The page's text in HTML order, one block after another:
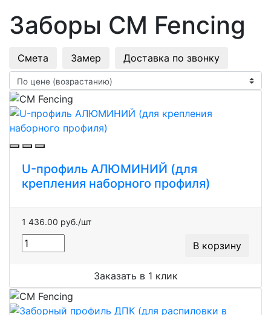
Заборы CM Fencing
Смета Замер Доставка по звонку
U-профиль АЛЮМИНИЙ (для
крепления наборного профиля)
1 436.00 руб./шт
В корзину
Заказать в 1 клик